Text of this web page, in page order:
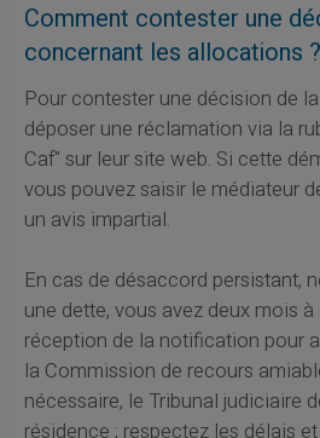
Comment contester une
concernant les allocations ?
Pour contester une décision de
déposer une réclamation via la
Caf" sur leur site web. Si cette
vous pouvez saisir le médiateur
un avis impartial.
En cas de désaccord persistant,
une dette, vous avez deux mois
réception de la notification pour
la Commission de recours
nécessaire, le Tribunal judiciaire
résidence ; respectez les délais